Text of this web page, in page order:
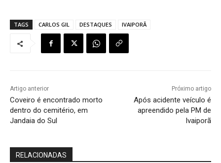
TAGS CARLOS GIL DESTAQUES IVAIPORÃ
Artigo anterior
Coveiro é encontrado morto
dentro do cemitério, em
Jandaia do Sul
Próximo artigo
Após acidente veículo é
apreendido pela PM de
Ivaiporã
RELACIONADAS